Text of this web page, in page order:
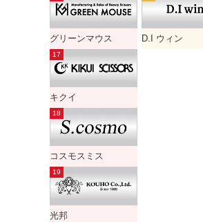
グリーンマウス
キクイ
コスモスミス
光邦
D.I ウィン